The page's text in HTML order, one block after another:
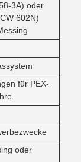
3A) oder
602N)
für PEX-
oder